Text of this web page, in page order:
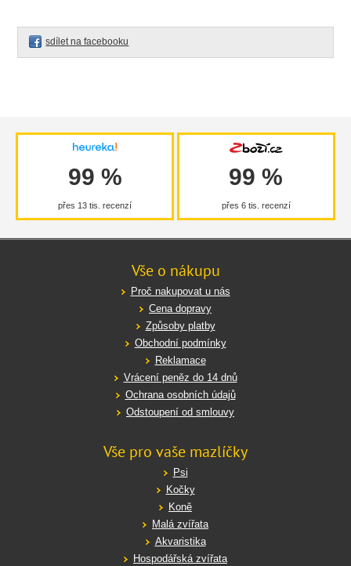
sdílet na facebooku
99 %
přes 13 tis. recenzí
99 %
přes 6 tis. recenzí
Vše o nákupu
Proč nakupovat u nás
Cena dopravy
Způsoby platby
Obchodní podmínky
Reklamace
Vrácení peněz do 14 dnů
Ochrana osobních údajů
Odstoupení od smlouvy
Vše pro vaše mazlíčky
Psi
Kočky
Koně
Malá zvířata
Akvaristika
Hospodářská zvířata